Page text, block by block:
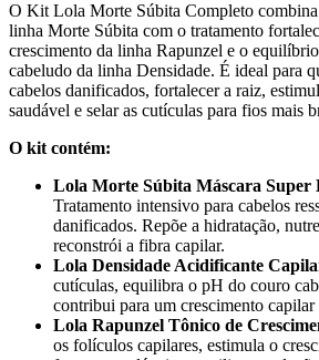
O Kit Lola Morte Súbita Completo combina
linha Morte Súbita com o tratamento
crescimento da linha Rapunzel e o
cabeludo da linha Densidade. É ideal para
cabelos danificados, fortalecer a raiz,
saudável e selar as cutículas para fios mais
O kit contém:
Lola Morte Súbita Máscara Super
Tratamento intensivo para cabelos
danificados. Repõe a hidratação,
reconstrói a fibra capilar.
Lola Densidade Acidificante
cutículas, equilibra o pH do couro
contribui para um crescimento capilar
Lola Rapunzel Tônico de
os folículos capilares, estimula o